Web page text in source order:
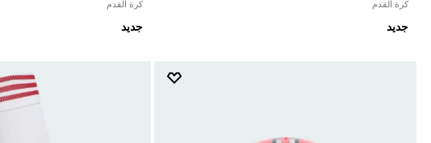
كرة القدم
جديد
كرة القدم
جديد